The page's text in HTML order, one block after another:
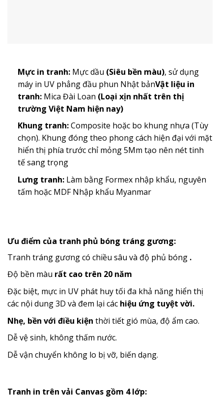
Mực in tranh:Mực dầu (Siêu bền màu), sử dụng
máy in UV phẳng đầu phun Nhật bảnVật liệu in
tranh:Mica Đài Loan (Loại xịn nhất trên thị
trường Việt Nam hiện nay)
Khung tranh:Composite hoặc bo khung nhựa (Tùy
chọn). Khung đóng theo phong cách hiện đại với mặt
hiển thị phía trước chỉ mỏng 5Mm tạo nên nét tinh
tế sang trọng
Lưng tranh:Làm bằng Formex nhập khẩu, nguyên
tấm hoặc MDF Nhập khẩu Myanmar
Ưu điểm của tranh phủ bóng tráng gương:
Tranh tráng gương có chiều sâu và độ phủ bóng .
Độ bền màu rất cao trên 20 năm
Đặc biệt, mực in UV phát huy tối đa khả năng hiển thị
các nội dung 3D và đem lại các hiệu ứng tuyệt vời.
Nhẹ, bền với điều kiện thời tiết gió mùa, độ ẩm cao.
Dễ vệ sinh, không thấm nước.
Dễ vận chuyển không lo bị vỡ, biến dạng.
Tranh in trên vải Canvas gồm 4 lớp: